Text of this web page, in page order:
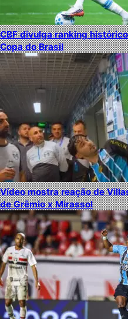
CBF divulga ranking
Copa do Brasil
Vídeo mostra reação de
de Grêmio x Mirassol